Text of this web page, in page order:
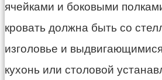
ячейками и боковыми
кровать должна быть со
изголовье и
кухонь или столовой